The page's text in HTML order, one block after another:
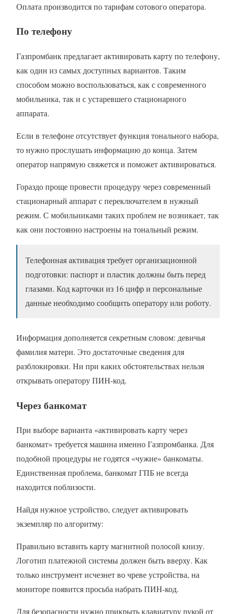
Оплата производится по тарифам сотового оператора.
По телефону
Газпромбанк предлагает активировать карту по телефону,
как один из самых доступных вариантов. Таким
способом можно воспользоваться, как с современного
мобильника, так и с устаревшего стационарного
аппарата.
Если в телефоне отсутствует функция тонального набора,
то нужно прослушать информацию до конца. Затем
оператор напрямую свяжется и поможет активироваться.
Гораздо проще провести процедуру через современный
стационарный аппарат с переключателем в нужный
режим. С мобильниками таких проблем не возникает, так
как они постоянно настроены на тональный режим.
Телефонная активация требует организационной
подготовки: паспорт и пластик должны быть перед
глазами. Код карточки из 16 цифр и персональные
данные необходимо сообщить оператору или роботу.
Информация дополняется секретным словом: девичья
фамилия матери. Это достаточные сведения для
разблокировки. Ни при каких обстоятельствах нельзя
открывать оператору ПИН-код.
Через банкомат
При выборе варианта «активировать карту через
банкомат» требуется машина именно Газпромбанка. Для
подобной процедуры не годятся «чужие» банкоматы.
Единственная проблема, банкомат ГПБ не всегда
находится поблизости.
Найдя нужное устройство, следует активировать
экземпляр по алгоритму:
Правильно вставить карту магнитной полосой книзу.
Логотип платежной системы должен быть вверху. Как
только инструмент исчезнет во чреве устройства, на
мониторе появится просьба набрать ПИН-код.
Для безопасности нужно прикрыть клавиатуру рукой от